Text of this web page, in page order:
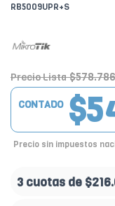
RB5009UPR+S
Precio Lista $578.786
CONTADO
Precio sin impuestos
3 cuotas de